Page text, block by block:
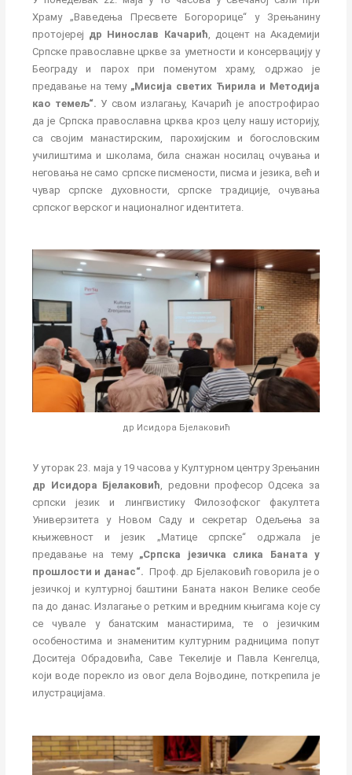
Храму „Ваведења Пресвете Богорорице“ у Зрењанину
протојереј др Нинослав Качарић , доцент на Академији
Српске православне цркве за уметности и консервацију у
Београду и парох при поменутом храму, одржао је
предавање на тему „Мисија светих Ћирила и Методија
као темељ“. У свом излагању, Качарић је апострофирао
да је Српска православна црква кроз целу нашу историју,
са својим манастирским, парохијским и богословским
училиштима и школама, била снажан носилац очувања и
неговања не само српске писмености, писма и језика, већ и
чувар српске духовности, српске традиције, очувања
српског верског и националног идентитета.
др Исидора Бјелаковић
У уторак 23. маја у 19 часова у Културном центру Зрењанин
др Исидора Бјелаковић , редовни професор Одсека за
српски језик и лингвистику Филозофског факултета
Универзитета у Новом Саду и секретар Одељења за
књижевност и језик „Матице српске“ одржала је
предавање на тему „Српска језичка слика Баната у
прошлости и данас“. Проф. др Бјелаковић говорила је о
језичкој и културној баштини Баната након Велике сеобе
па до данас. Излагање о ретким и вредним књигама које су
се чувале у банатским манастирима, те о језичким
особеностима и знаменитим културним радницима попут
Доситеја Обрадовића, Саве Текелије и Павла Кенгелца,
који воде порекло из овог дела Војводине, поткрепила је
илустрацијама.